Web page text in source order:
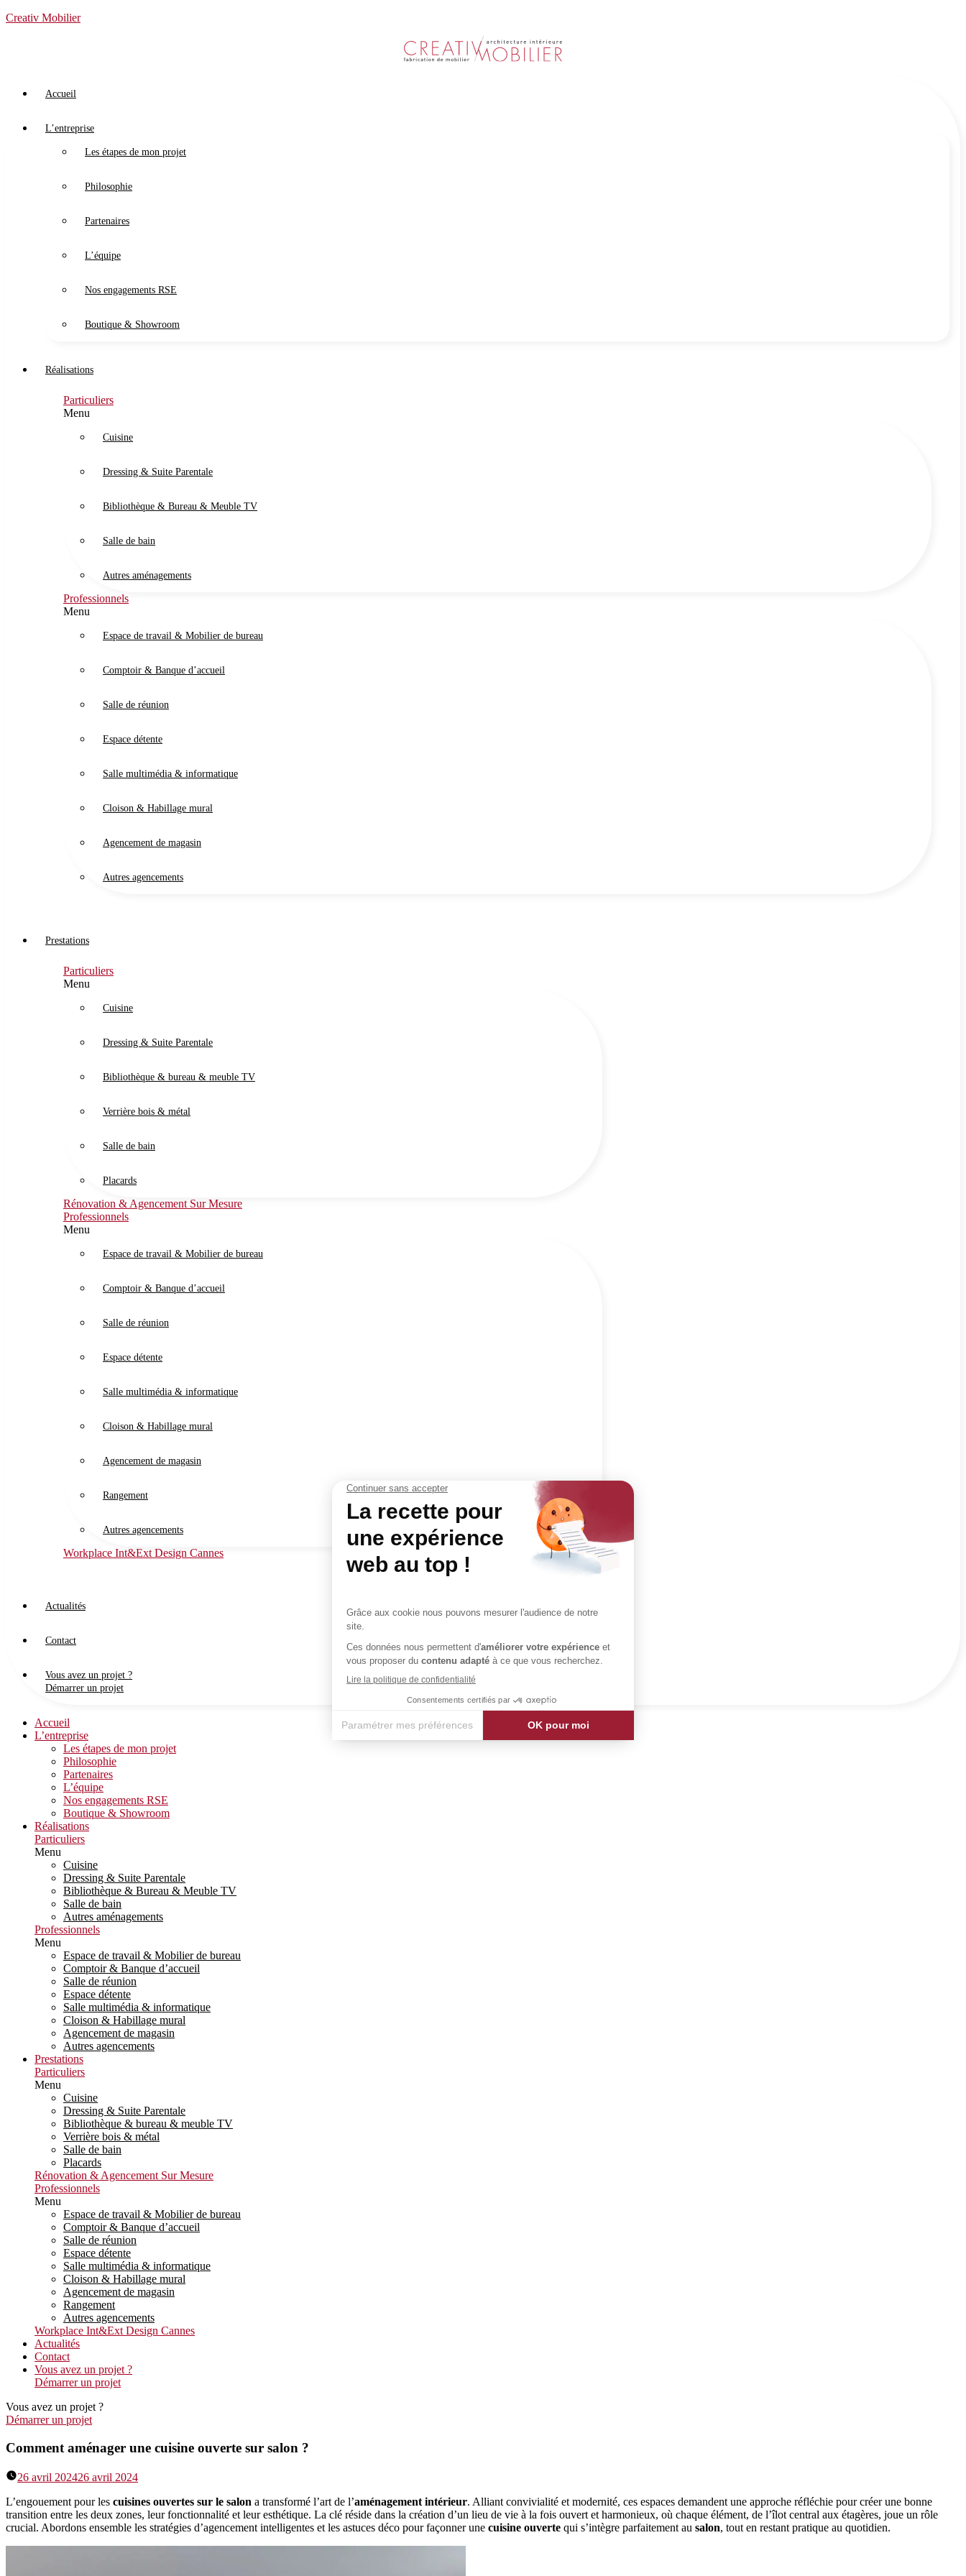
Creativ Mobilier
Accueil
L’entreprise
Les étapes de mon projet
Philosophie
Partenaires
L’équipe
Nos engagements RSE
Boutique & Showroom
Réalisations
Particuliers
Menu
Cuisine
Dressing & Suite Parentale
Bibliothèque & Bureau & Meuble TV
Salle de bain
Autres aménagements
Professionnels
Menu
Espace de travail & Mobilier de bureau
Comptoir & Banque d’accueil
Salle de réunion
Espace détente
Salle multimédia & informatique
Cloison & Habillage mural
Agencement de magasin
Autres agencements
Prestations
Particuliers
Menu
Cuisine
Dressing & Suite Parentale
Bibliothèque & bureau & meuble TV
Verrière bois & métal
Salle de bain
Placards
Rénovation & Agencement Sur Mesure
Professionnels
Menu
Espace de travail & Mobilier de bureau
Comptoir & Banque d’accueil
Salle de réunion
Espace détente
Salle multimédia & informatique
Cloison & Habillage mural
Agencement de magasin
Rangement
Autres agencements
Workplace Int&Ext Design Cannes
Actualités
Contact
Vous avez un projet ?
Démarrer un projet
Accueil
L’entreprise
Les étapes de mon projet
Philosophie
Partenaires
L’équipe
Nos engagements RSE
Boutique & Showroom
Réalisations
Particuliers
Menu
Cuisine
Dressing & Suite Parentale
Bibliothèque & Bureau & Meuble TV
Salle de bain
Autres aménagements
Professionnels
Menu
Espace de travail & Mobilier de bureau
Comptoir & Banque d’accueil
Salle de réunion
Espace détente
Salle multimédia & informatique
Cloison & Habillage mural
Agencement de magasin
Autres agencements
Prestations
Particuliers
Menu
Cuisine
Dressing & Suite Parentale
Bibliothèque & bureau & meuble TV
Verrière bois & métal
Salle de bain
Placards
Rénovation & Agencement Sur Mesure
Professionnels
Menu
Espace de travail & Mobilier de bureau
Comptoir & Banque d’accueil
Salle de réunion
Espace détente
Salle multimédia & informatique
Cloison & Habillage mural
Agencement de magasin
Rangement
Autres agencements
Workplace Int&Ext Design Cannes
Actualités
Contact
Vous avez un projet ?
Démarrer un projet
Vous avez un projet ?
Démarrer un projet
Comment aménager une cuisine ouverte sur salon ?
26 avril 202426 avril 2024
L’engouement pour les cuisines ouvertes sur le salon a transformé l’art de l’aménagement intérieur. Alliant convivialité et modernité, ces espaces demandent une approche réfléchie pour créer une bonne
transition entre les deux zones, leur fonctionnalité et leur esthétique. La clé réside dans la création d’un lieu de vie à la fois ouvert et harmonieux, où chaque élément, de l’îlot central aux étagères, joue un rôle
crucial. Abordons ensemble les stratégies d’agencement intelligentes et les astuces déco pour façonner une cuisine ouverte qui s’intègre parfaitement au salon, tout en restant pratique au quotidien.